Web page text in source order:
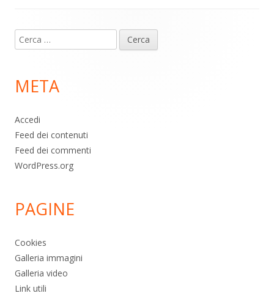
piè
pagina
Ricerca
per:
META
Accedi
Feed dei contenuti
Feed dei commenti
WordPress.org
PAGINE
Cookies
Galleria immagini
Galleria video
Link utili